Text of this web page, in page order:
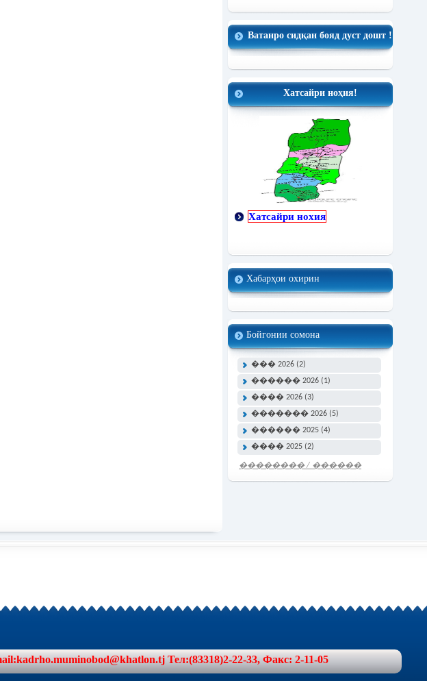
Ватанро сидқан бояд дуст дошт !
Хатсайри ноҳия!
Хатсайри нохия
Хабарҳои охирин
Бойгонии сомона
��� 2026 (2)
������ 2026 (1)
���� 2026 (3)
������� 2026 (5)
������ 2025 (4)
���� 2025 (2)
�������� / ������
���� �����
Тел:(83318)2-22-33, Факс: 2-11-05